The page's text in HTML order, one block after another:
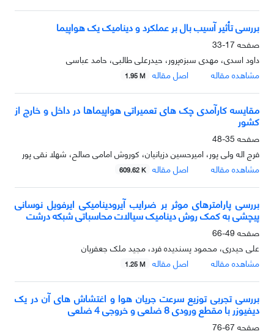
بررسی تأثیر آسیب بال بر عملکرد و دینامیک یک هواپیما
صفحه17-33
داود اسدی، مهدی سبزه‌پرور، حیدرعلی طالبی، حامد عباسی
مشاهده مقاله
اصل مقاله 1.95 M
مقایسه کارآمدی چک های تعمیراتی هواپیماها در داخل و خارج از
کشور
صفحه 35-48
فرج اله ولی پور، امیرحسین دزیانیان، کوروش امامی صالح، شهلا نقی پور
مشاهده مقاله
اصل مقاله 609.62 K
بررسی پارامترهای موثر بر ضرایب آیرودینامیکی ایرفویل نوسانی
پیچشی به کمک روش دینامیک سیالات محاسباتی شبکه درشت
صفحه49-66
علی حیدری، محمود پسندیده فرد، مجید ملک جعفریان
مشاهده مقاله
اصل مقاله 1.25 M
بررسی تجربی توزیع سرعت جریان هوا و اغتشاش های آن در یک
دیفیوزر با مقطع ورودی 8 ضلعی و خروجی 4 ضلعی
صفحه67-76